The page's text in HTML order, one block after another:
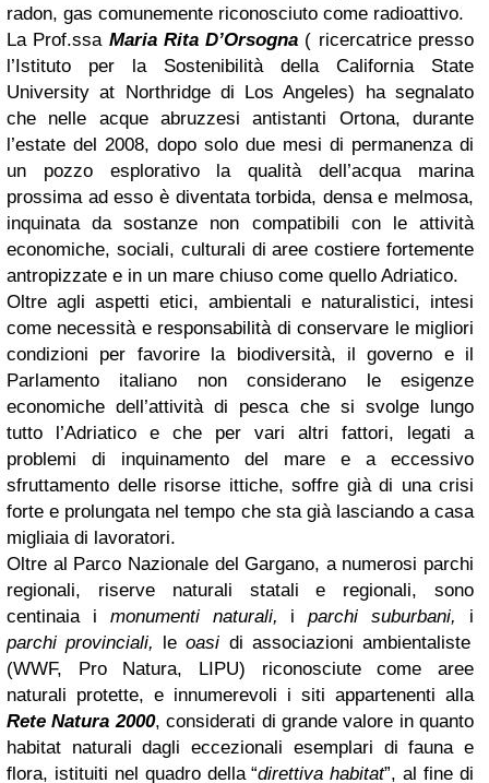
radon, gas comunemente riconosciuto come radioattivo.
La Prof.ssa Maria Rita D’Orsogna ( ricercatrice presso
l’Istituto per la Sostenibilità della California State
University at Northridge di Los Angeles) ha segnalato
che nelle acque abruzzesi antistanti Ortona, durante
l’estate del 2008, dopo solo due mesi di permanenza di
un pozzo esplorativo la qualità dell’acqua marina
prossima ad esso è diventata torbida, densa e melmosa,
inquinata da sostanze non compatibili con le attività
economiche, sociali, culturali di aree costiere fortemente
antropizzate e in un mare chiuso come quello Adriatico.
Oltre agli aspetti etici, ambientali e naturalistici, intesi
come necessità e responsabilità di conservare le migliori
condizioni per favorire la biodiversità, il governo e il
Parlamento italiano non considerano le esigenze
economiche dell’attività di pesca che si svolge lungo
tutto l’Adriatico e che per vari altri fattori, legati a
problemi di inquinamento del mare e a eccessivo
sfruttamento delle risorse ittiche, soffre già di una crisi
forte e prolungata nel tempo che sta già lasciando a casa
migliaia di lavoratori.
Oltre al Parco Nazionale del Gargano, a numerosi parchi
regionali, riserve naturali statali e regionali, sono
centinaia i monumenti naturali, i parchi suburbani,
i
parchi provinciali,
le oasi di associazioni ambientaliste
(WWF, Pro Natura, LIPU) riconosciute come aree
naturali protette, e innumerevoli i siti appartenenti alla
Rete Natura 2000, considerati di grande valore in quanto
habitat naturali dagli eccezionali esemplari di fauna e
flora, istituiti nel quadro della “direttiva habitat”, al fine di